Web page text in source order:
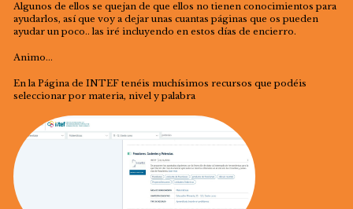
Algunos de ellos se quejan de que ellos no tienen conocimientos para
ayudarlos, así que voy a dejar unas cuantas páginas que os pueden
ayudar un poco.. las iré incluyendo en estos días de encierro.
Animo…
En la Página de INTEF tenéis muchísimos recursos que podéis
seleccionar por materia, nivel y palabra